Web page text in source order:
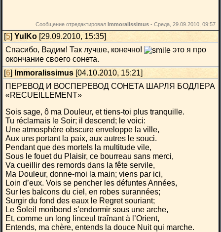
Сообщение отредактировал Immoralissimus - Среда, 29.09.2010, 09:57
[5] YulKo [29.09.2010, 15:35]
Спасибо, Вадим! Так лучше, конечно!
это я про
окончание своего сонета.
[6] Immoralissimus [04.10.2010, 15:21]
ПЕРЕВОД И ВОСПЕРЕВОД СОНЕТА ШАРЛЯ БОДЛЕРА
«RECUEILLEMENT»
Sois sage, ô ma Douleur, et tiens-toi plus tranquille.
Tu réclamais le Soir; il descend; le voici:
Une atmosphère obscure enveloppe la ville,
Aux uns portant la paix, aux autres le souci.
Pendant que des mortels la multitude vile,
Sous le fouet du Plaisir, ce bourreau sans merci,
Va cueillir des remords dans la fête servile,
Ma Douleur, donne-moi la main; viens par ici,
Loin d’eux. Vois se pencher les défuntes Années,
Sur les balcons du ciel, en robes surannées;
Surgir du fond des eaux le Regret souriant;
Le Soleil moribond s’endormir sous une arche,
Et, comme un long linceul traînant à l’Orient,
Entends, ma chère, entends la douce Nuit qui marche.